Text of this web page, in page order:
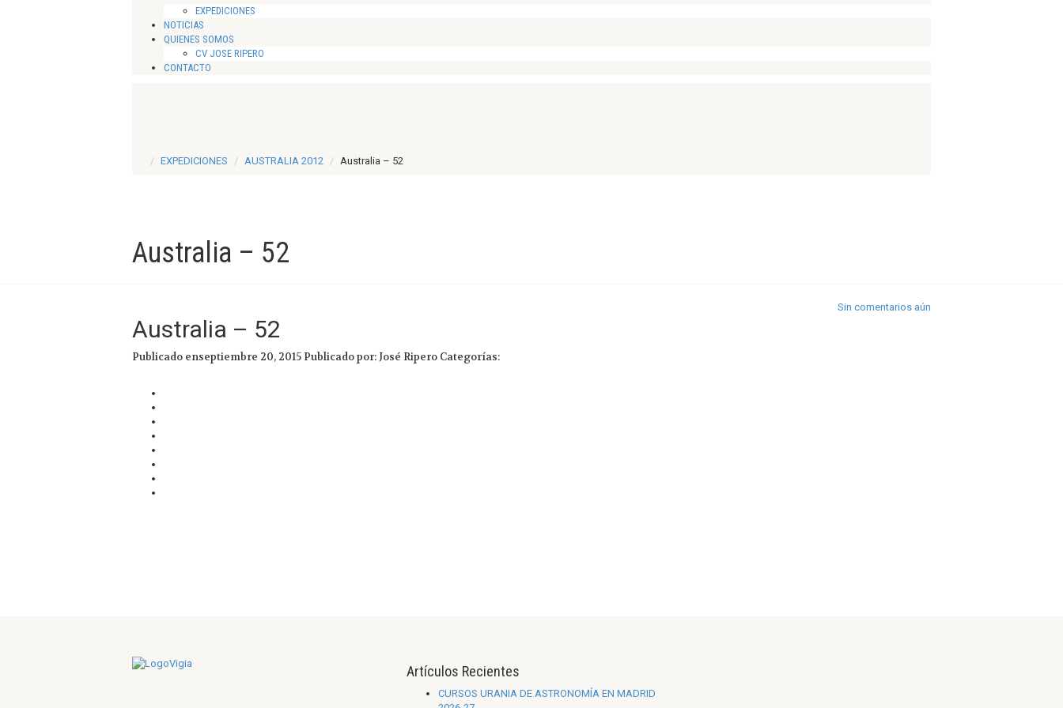
EXPEDICIONES
NOTICIAS
QUIENES SOMOS
CV JOSE RIPERO
CONTACTO
EXPEDICIONES AUSTRALIA 2012 Australia – 52
Australia – 52
Sin comentarios aún
Australia – 52
Publicado enseptiembre 20, 2015 Publicado por: José Ripero Categorías:
Artículos Recientes
CURSOS URANIA DE ASTRONOMÍA EN MADRID